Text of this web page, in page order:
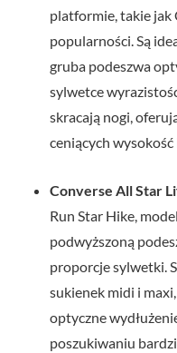
platformie, takie jak
popularności. Są
gruba podeszwa
sylwetce
skracają nogi,
ceniących
Converse All Star
Run Star Hike,
podwyższoną
proporcje sylwetki.
sukienek midi i
optyczne
poszukiwaniu